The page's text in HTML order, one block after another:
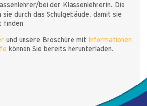
bei der Klassenlehrerin. Die
sie durch das Schulgebäude, damit sie
finden.
und unsere Broschüre mit
Informationen
können Sie bereits herunterladen.